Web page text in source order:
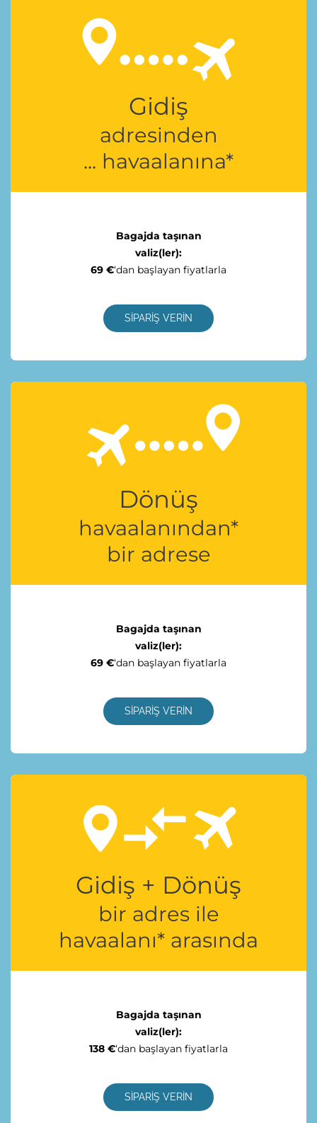
Gidiş
adresinden
... havaalanına*
Bagajda taşınan
valiz(ler):
69 €‘dan başlayan fiyatlarla
SİPARİŞ VERİN
Dönüş
havaalanından*
bir adrese
Bagajda taşınan
valiz(ler):
69 €‘dan başlayan fiyatlarla
SİPARİŞ VERİN
Gidiş + Dönüş
bir adres ile
havaalanı* arasında
Bagajda taşınan
valiz(ler):
138 €‘dan başlayan fiyatlarla
SİPARİŞ VERİN